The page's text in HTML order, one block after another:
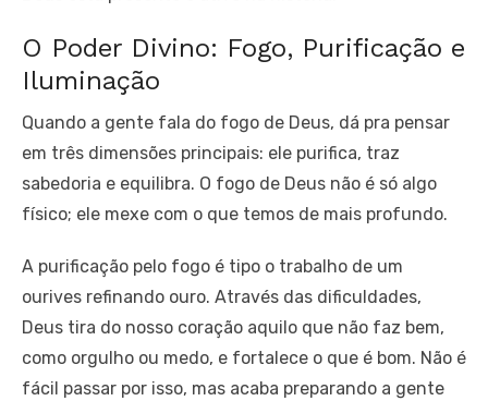
O Poder Divino: Fogo, Purificação e
Iluminação
Quando a gente fala do fogo de Deus, dá pra pensar
em três dimensões principais: ele purifica, traz
sabedoria e equilibra. O fogo de Deus não é só algo
físico; ele mexe com o que temos de mais profundo.
A purificação pelo fogo é tipo o trabalho de um
ourives refinando ouro. Através das dificuldades,
Deus tira do nosso coração aquilo que não faz bem,
como orgulho ou medo, e fortalece o que é bom. Não é
fácil passar por isso, mas acaba preparando a gente